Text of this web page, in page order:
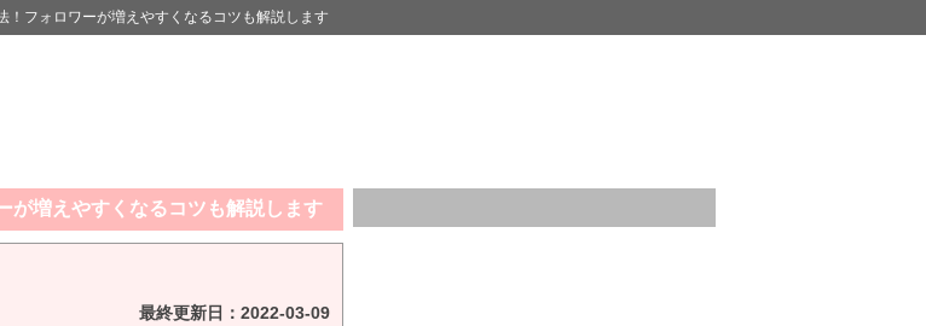
！フォロワーが増えやすくなるコツも解説します
が増えやすくなるコツも解説します
最終更新日： 2022-03-09